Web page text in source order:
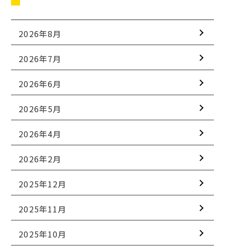
2026年8月
2026年7月
2026年6月
2026年5月
2026年4月
2026年2月
2025年12月
2025年11月
2025年10月